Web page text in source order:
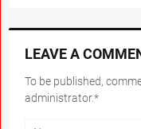
LEAVE A
To be published,
administrator.*